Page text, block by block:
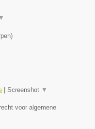
▼
)
Screenshot ▼
voor algemene